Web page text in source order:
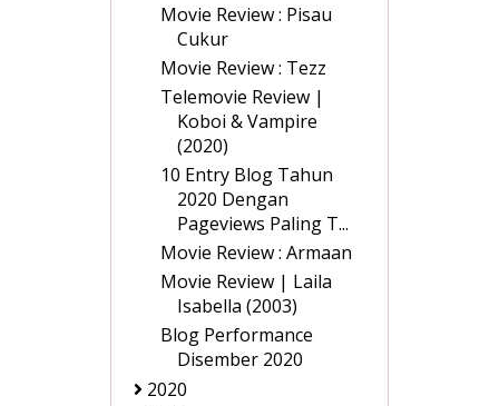
Movie Review : Pisau
Cukur
Movie Review : Tezz
Telemovie Review |
Koboi & Vampire
(2020)
10 Entry Blog Tahun
2020 Dengan
Pageviews Paling T...
Movie Review : Armaan
Movie Review | Laila
Isabella (2003)
Blog Performance
Disember 2020
2020